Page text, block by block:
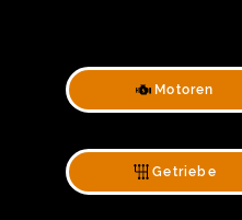
Motoren
Getriebe